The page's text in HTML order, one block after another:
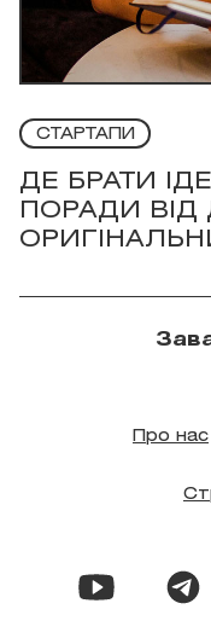
СТАРТАПИ
ДЕ БРАТИ
ПОРАДИ ВІД
Про нас